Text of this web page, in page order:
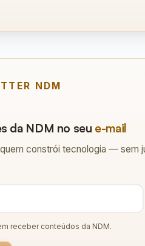
NDM
da NDM no seu e-mail
constrói tecnologia — sem
receber conteúdos da NDM.